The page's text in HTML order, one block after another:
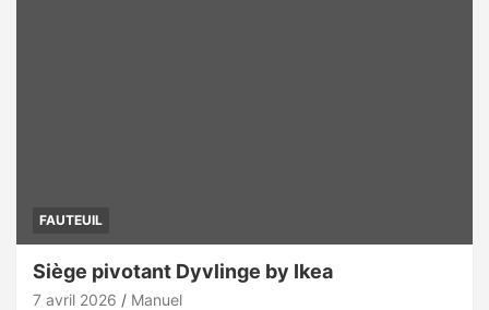
FAUTEUIL
Siège pivotant Dyvlinge by Ikea
7 avril 2026 Manuel